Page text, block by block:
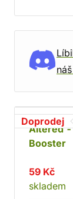
náš
Doprodej
Altered -
Booster
59 Kč
skladem